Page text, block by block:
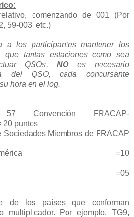
comenzando de 001 (Por
59-003, etc.)
a los participantes mantener los
que tantas estaciones como sea
QSOs.NOes necesario
del QSO, cada concursante
hora en el log.
Convención FRACAP-
puntos
Sociedades Miembros de FRACAP
Centroamérica =10
=05
de los países que conforman
multiplicador. Por ejemplo, TG9,